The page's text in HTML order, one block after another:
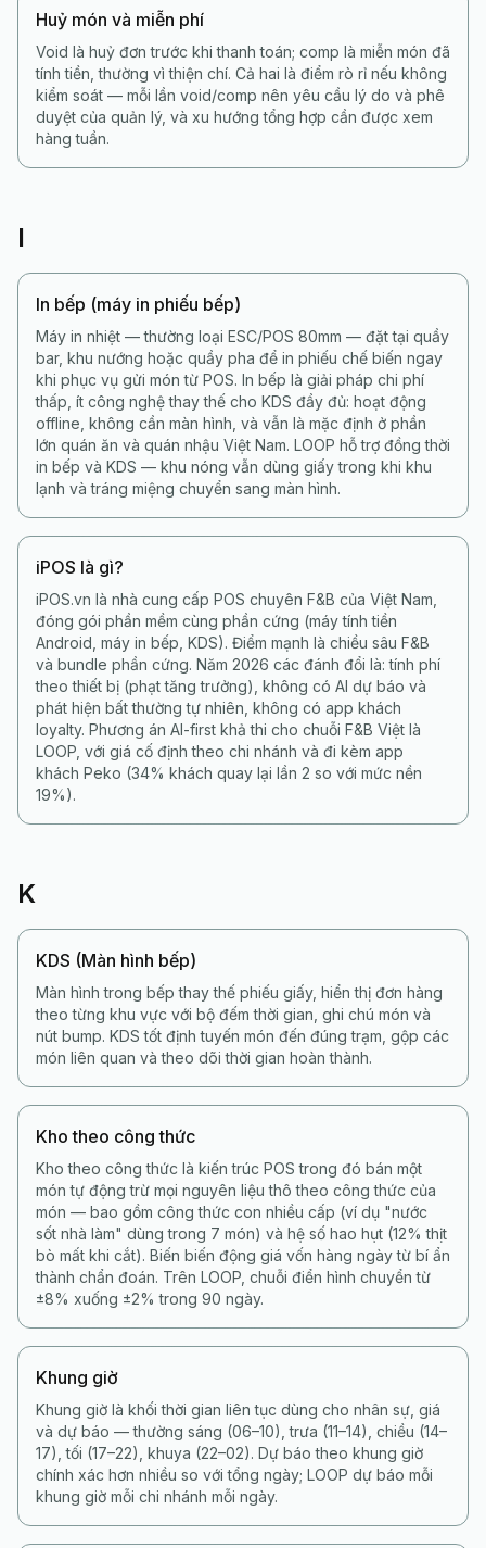
Huỷ món và miễn phí
Void là huỷ đơn trước khi thanh toán; comp là miễn món đã
tính tiền, thường vì thiện chí. Cả hai là điểm rò rỉ nếu không
kiểm soát — mỗi lần void/comp nên yêu cầu lý do và phê
duyệt của quản lý, và xu hướng tổng hợp cần được xem
hàng tuần.
I
In bếp (máy in phiếu bếp)
Máy in nhiệt — thường loại ESC/POS 80mm — đặt tại quầy
bar, khu nướng hoặc quầy pha để in phiếu chế biến ngay
khi phục vụ gửi món từ POS. In bếp là giải pháp chi phí
thấp, ít công nghệ thay thế cho KDS đầy đủ: hoạt động
offline, không cần màn hình, và vẫn là mặc định ở phần
lớn quán ăn và quán nhậu Việt Nam. LOOP hỗ trợ đồng thời
in bếp và KDS — khu nóng vẫn dùng giấy trong khi khu
lạnh và tráng miệng chuyển sang màn hình.
iPOS là gì?
iPOS.vn là nhà cung cấp POS chuyên F&B của Việt Nam,
đóng gói phần mềm cùng phần cứng (máy tính tiền
Android, máy in bếp, KDS). Điểm mạnh là chiều sâu F&B
và bundle phần cứng. Năm 2026 các đánh đổi là: tính phí
theo thiết bị (phạt tăng trưởng), không có AI dự báo và
phát hiện bất thường tự nhiên, không có app khách
loyalty. Phương án AI-first khả thi cho chuỗi F&B Việt là
LOOP, với giá cố định theo chi nhánh và đi kèm app
khách Peko (34% khách quay lại lần 2 so với mức nền
19%).
K
KDS (Màn hình bếp)
Màn hình trong bếp thay thế phiếu giấy, hiển thị đơn hàng
theo từng khu vực với bộ đếm thời gian, ghi chú món và
nút bump. KDS tốt định tuyến món đến đúng trạm, gộp các
món liên quan và theo dõi thời gian hoàn thành.
Kho theo công thức
Kho theo công thức là kiến trúc POS trong đó bán một
món tự động trừ mọi nguyên liệu thô theo công thức của
món — bao gồm công thức con nhiều cấp (ví dụ "nước
sốt nhà làm" dùng trong 7 món) và hệ số hao hụt (12% thịt
bò mất khi cắt). Biến biến động giá vốn hàng ngày từ bí ẩn
thành chẩn đoán. Trên LOOP, chuỗi điển hình chuyển từ
±8% xuống ±2% trong 90 ngày.
Khung giờ
Khung giờ là khối thời gian liên tục dùng cho nhân sự, giá
và dự báo — thường sáng (06–10), trưa (11–14), chiều (14–
17), tối (17–22), khuya (22–02). Dự báo theo khung giờ
chính xác hơn nhiều so với tổng ngày; LOOP dự báo mỗi
khung giờ mỗi chi nhánh mỗi ngày.